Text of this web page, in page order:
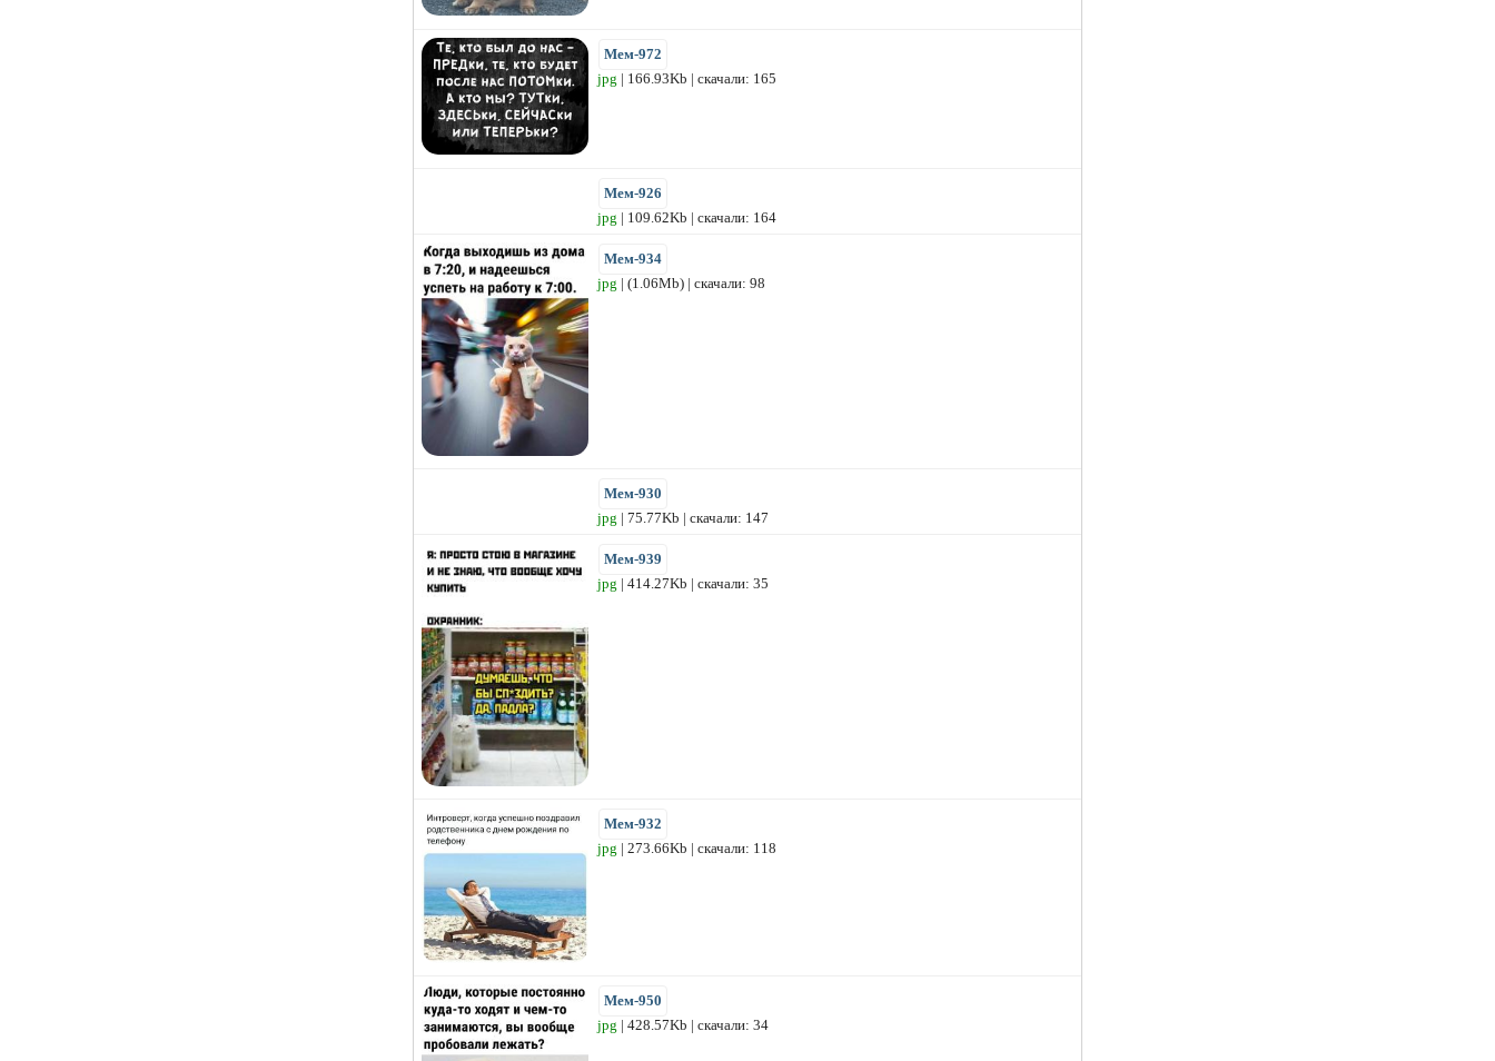
Мем-972
jpg | 166.93Kb | скачали: 165
Мем-926
jpg | 109.62Kb | скачали: 164
Мем-934
jpg | (1.06Mb) | скачали: 98
Мем-930
jpg | 75.77Kb | скачали: 147
Мем-939
jpg | 414.27Kb | скачали: 35
Мем-932
jpg | 273.66Kb | скачали: 118
Мем-950
jpg | 428.57Kb | скачали: 34